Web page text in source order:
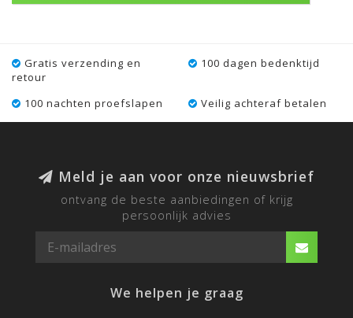
Gratis verzending en
retour
100 dagen bedenktijd
100 nachten proefslapen Veilig achteraf betalen
Meld je aan voor onze nieuwsbrief
ontvang de beste aanbiedingen of krijg
persoonlijk advies
We helpen je graag